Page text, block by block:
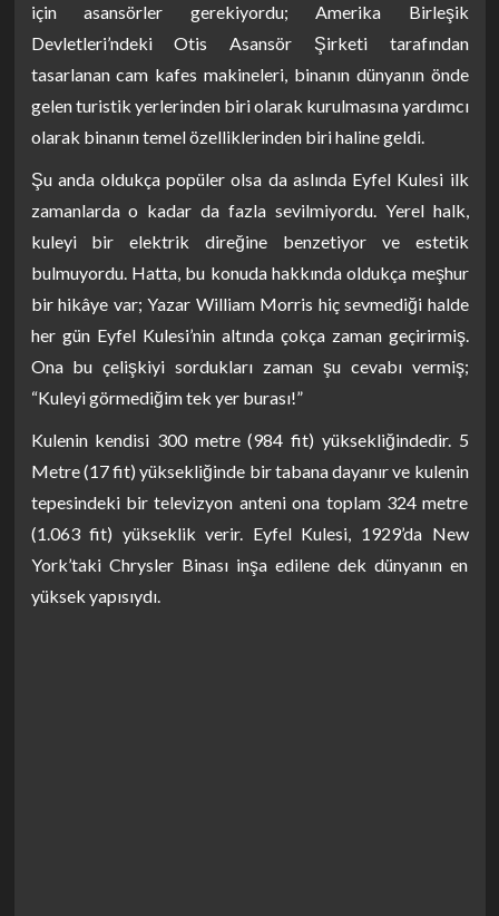
için asansörler gerekiyordu; Amerika Birleşik
Devletleri’ndeki Otis Asansör Şirketi tarafından
tasarlanan cam kafes makineleri, binanın dünyanın önde
gelen turistik yerlerinden biri olarak kurulmasına yardımcı
olarak binanın temel özelliklerinden biri haline geldi.
Şu anda oldukça popüler olsa da aslında Eyfel Kulesi ilk
zamanlarda o kadar da fazla sevilmiyordu. Yerel halk,
kuleyi bir elektrik direğine benzetiyor ve estetik
bulmuyordu. Hatta, bu konuda hakkında oldukça meşhur
bir hikâye var; Yazar William Morris hiç sevmediği halde
her gün Eyfel Kulesi’nin altında çokça zaman geçirirmiş.
Ona bu çelişkiyi sordukları zaman şu cevabı vermiş;
“Kuleyi görmediğim tek yer burası!”
Kulenin kendisi 300 metre (984 fit) yüksekliğindedir. 5
Metre (17 fit) yüksekliğinde bir tabana dayanır ve kulenin
tepesindeki bir televizyon anteni ona toplam 324 metre
(1.063 fit) yükseklik verir. Eyfel Kulesi, 1929’da New
York’taki Chrysler Binası inşa edilene dek dünyanın en
yüksek yapısıydı.